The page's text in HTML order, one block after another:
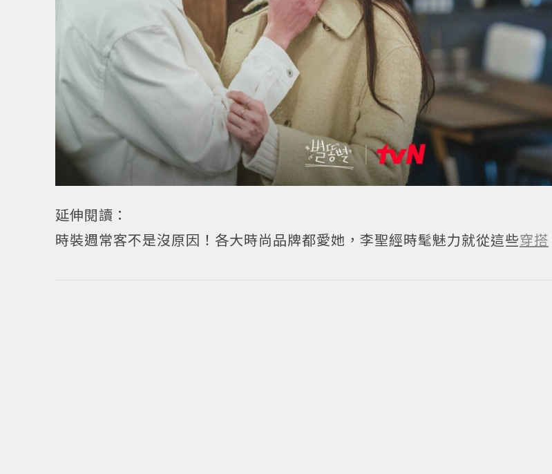
延伸閱讀：
時裝週常客不是沒原因！各大時尚品牌都愛她，李聖經時髦魅力就從這些穿搭